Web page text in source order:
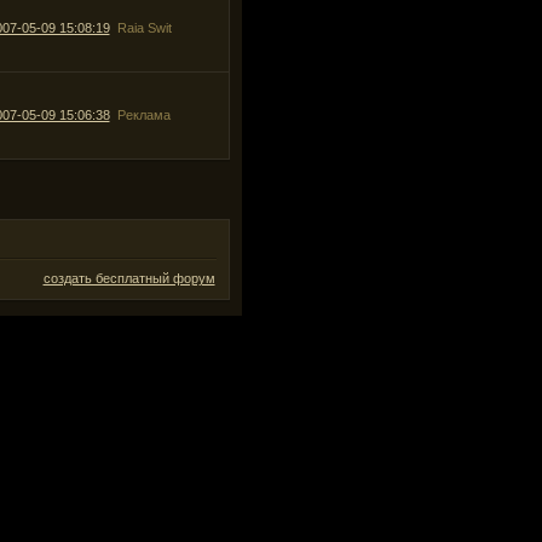
05-09 15:08:19 Raia Swit
05-09 15:06:38 Реклама
создать бесплатный форум